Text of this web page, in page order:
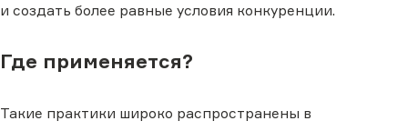
и создать более равные условия конкуренции.
Где применяется?
Такие практики широко распространены в